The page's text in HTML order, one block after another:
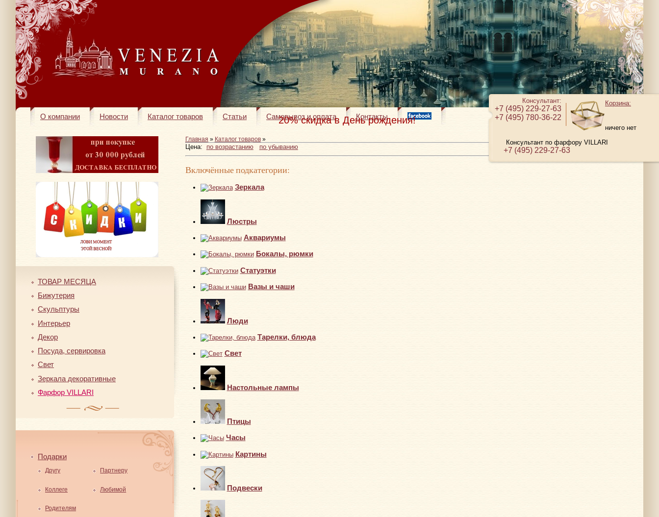
О компании Новости Каталог товаров Статьи Самовывоз и оплата Контакты
Консультант:
+7 (495) 229-27-63
+7 (495) 780-36-22
Корзина:
ничего нет
Консультант по фарфору VILLARI
+7 (495) 229-27-63
ТОВАР МЕСЯЦА
Бижутерия
Скульптуры
Интерьер
Декор
Посуда, сервировка
Свет
Зеркала декоративные
Фарфор VILLARI
Подарки
Другу Партнеру
Коллеге Любимой
Родителям
20% скидка в День рождения!
Главная » Каталог товаров»
Цена: по возрастанию по убыванию
Включённые подкатегории:
Зеркала
Люстры
Аквариумы
Бокалы, рюмки
Статуэтки
Вазы и чаши
Люди
Тарелки, блюда
Свет
Настольные лампы
Птицы
Часы
Картины
Подвески